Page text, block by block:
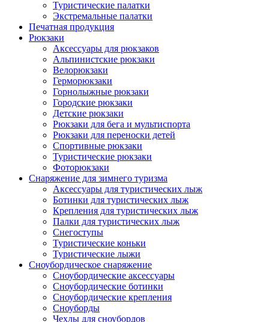
Туристические палатки
Экстремальные палатки
Печатная продукция
Рюкзаки
Аксессуары для рюкзаков
Альпинистские рюкзаки
Велорюкзаки
Герморюкзаки
Горнолыжные рюкзаки
Городские рюкзаки
Детские рюкзаки
Рюкзаки для бега и мультиспорта
Рюкзаки для переноски детей
Спортивные рюкзаки
Туристические рюкзаки
Фоторюкзаки
Снаряжение для зимнего туризма
Аксессуары для туристических лыж
Ботинки для туристических лыж
Крепления для туристических лыж
Палки для туристических лыж
Снегоступы
Туристические коньки
Туристические лыжи
Сноубордическое снаряжение
Сноубордические аксессуары
Сноубордические ботинки
Сноубордические крепления
Сноуборды
Чехлы для сноубордов